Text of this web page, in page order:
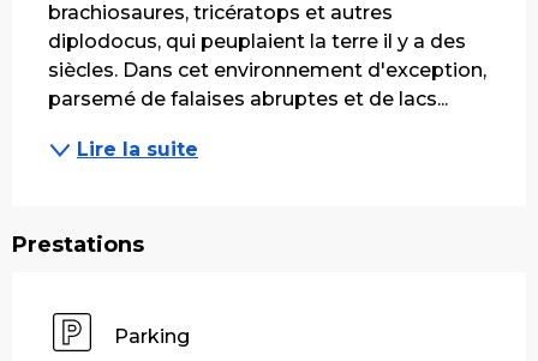
brachiosaures, tricératops et autres
diplodocus, qui peuplaient la terre il y a des
siècles. Dans cet environnement d'exception,
parsemé de falaises abruptes et de lacs...
Lire la suite
Prestations
Parking